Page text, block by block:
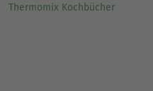
Thermomix Kochbücher